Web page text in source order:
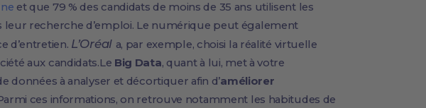
et que 79 % des candidats de moins de 35 ans utilisent les
leur recherche d’emploi. Le numérique peut également
d’entretien. L’Oréal a, par exemple, choisi la réalité virtuelle
aux candidats.Le Big Data, quant à lui, met à votre
données à analyser et décortiquer afin d’améliorer
ces informations, on retrouve notamment les habitudes de